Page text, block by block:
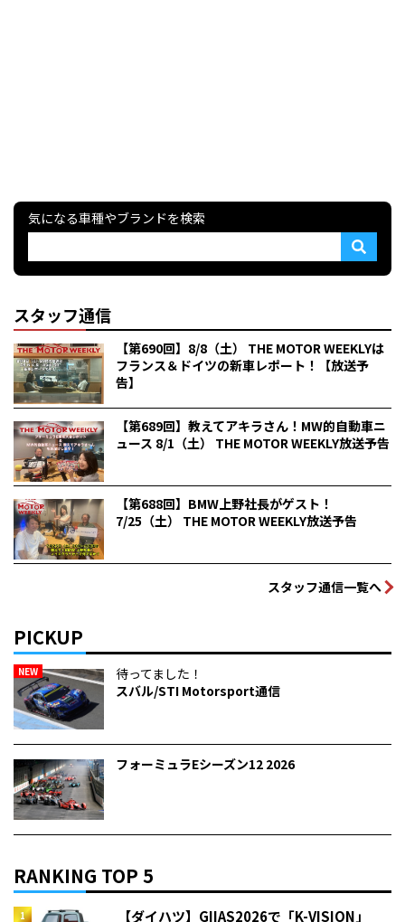
気になる車種やブランドを検索
スタッフ通信
【第690回】8/8（土） THE MOTOR WEEKLYは
フランス＆ドイツの新車レポート！【放送予
告】
【第689回】教えてアキラさん！MW的自動車ニ
ュース 8/1（土） THE MOTOR WEEKLY放送予告
【第688回】BMW上野社長がゲスト！
7/25（土） THE MOTOR WEEKLY放送予告
スタッフ通信一覧へ
PICKUP
NEW
待ってました！
スバル/STI Motorsport通信
フォーミュラEシーズン12 2026
RANKING TOP 5
【ダイハツ】GIIAS2026で「K-VISION」